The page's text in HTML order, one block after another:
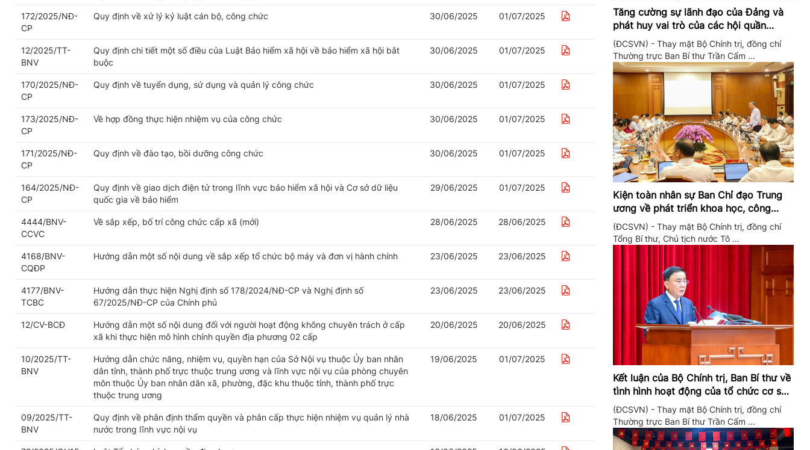
172/2025/NĐ-
CP
Quy định về xử lý kỷ luật cán bộ, công chức 30/06/2025 01/07/2025
12/2025/TT-
BNV
Quy định chi tiết một số điều của Luật Bảo hiểm xã hội về bảo hiểm xã hội bắt
buộc
30/06/2025 01/07/2025
170/2025/NĐ-
CP
Quy định về tuyển dụng, sử dụng và quản lý công chức 30/06/2025 01/07/2025
173/2025/NĐ-
CP
Về hợp đồng thực hiện nhiệm vụ của công chức 30/06/2025 01/07/2025
171/2025/NĐ-
CP
Quy định về đào tạo, bồi dưỡng công chức 30/06/2025 01/07/2025
164/2025/NĐ-
CP
Quy định về giao dịch điện tử trong lĩnh vực bảo hiểm xã hội và Cơ sở dữ liệu
quốc gia về bảo hiểm
29/06/2025 01/07/2025
4444/BNV-
CCVC
Về sắp xếp, bố trí công chức cấp xã (mới) 28/06/2025 28/06/2025
4168/BNV-
CQĐP
Hướng dẫn một số nội dung về sắp xếp tổ chức bộ máy và đơn vị hành chính 23/06/2025 23/06/2025
4177/BNV-
TCBC
Hướng dẫn thực hiện Nghị định số 178/2024/NĐ-CP và Nghị định số
67/2025/NĐ-CP của Chính phủ
23/06/2025 23/06/2025
12/CV-BCĐ
Hướng dẫn một số nội dung đối với người hoạt động không chuyên trách ở cấp
xã khi thực hiện mô hình chính quyền địa phương 02 cấp
20/06/2025 20/06/2025
10/2025/TT-
BNV
Hướng dẫn chức năng, nhiệm vụ, quyền hạn của Sở Nội vụ thuộc Ủy ban nhân
dân tỉnh, thành phố trực thuộc trung ương và lĩnh vực nội vụ của phòng chuyên
môn thuộc Ủy ban nhân dân xã, phường, đặc khu thuộc tỉnh, thành phố trực
thuộc trung ương
19/06/2025 01/07/2025
09/2025/TT-
BNV
Quy định về phân định thẩm quyền và phân cấp thực hiện nhiệm vụ quản lý nhà
nước trong lĩnh vực nội vụ
18/06/2025 01/07/2025
Tăng cường sự lãnh đạo của Đảng và
phát huy vai trò của các hội quần
chúng trong giai đoạn phát triển mới
(ĐCSVN) - Thay mặt Bộ Chính trị, đồng chí
Thường trực Ban Bí thư Trần Cẩm ...
Kiện toàn nhân sự Ban Chỉ đạo Trung
ương về phát triển khoa học, công
nghệ, đổi mới sáng tạo và chuyển đổi
số
(ĐCSVN) - Thay mặt Bộ Chính trị, đồng chí
Tổng Bí thư, Chủ tịch nước Tô ...
Kết luận của Bộ Chính trị, Ban Bí thư về
tình hình hoạt động của tổ chức cơ sở
đảng trong quý II/2026
(ĐCSVN) - Thay mặt Bộ Chính trị, đồng chí
Thường trực Ban Bí thư Trần Cẩm ...